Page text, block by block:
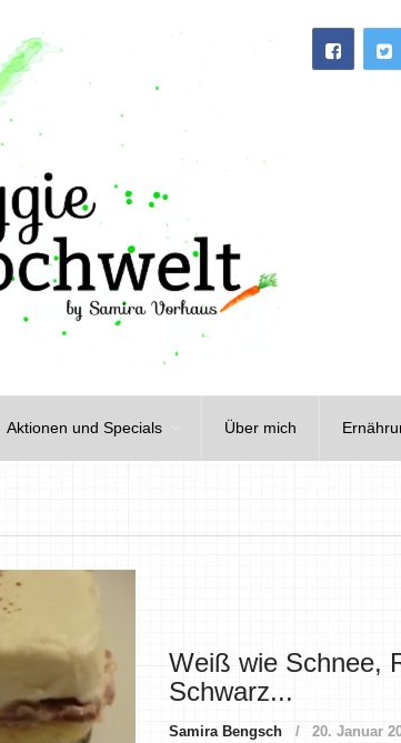
Aktionen und Specials Über mich
Weiß wie Schnee,
Schwarz...
Samira Bengsch 20. Januar